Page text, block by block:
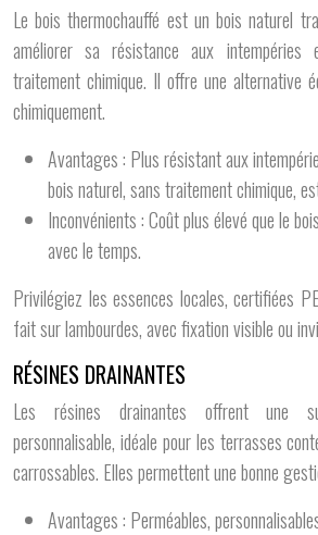
Le bois thermochauffé est un bois naturel
améliorer sa résistance aux
traitement chimique. Il offre une alternative
chimiquement.
Avantages : Plus résistant aux
bois naturel, sans traitement chimique,
Inconvénients : Coût plus élevé que le
avec le temps.
Privilégiez les essences locales, certifiées
fait sur lambourdes, avec fixation visible ou
RÉSINES DRAINANTES
Les résines drainantes offrent une
personnalisable, idéale pour les terrasses
carrossables. Elles permettent une bonne
Avantages : Perméables,